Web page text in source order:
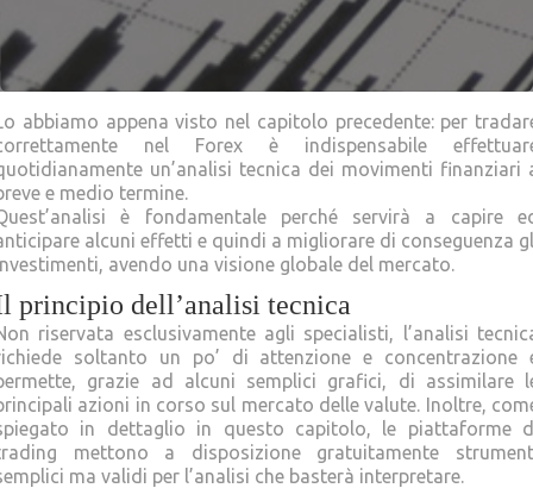
abbiamo appena visto nel capitolo precedente: per
nel Forex è indispensabile
un’analisi tecnica dei movimenti finanziari
e medio termine.
è fondamentale perché servirà a capire
alcuni effetti e quindi a migliorare di conseguenza
avendo una visione globale del mercato.
principio dell’analisi tecnica
riservata esclusivamente agli specialisti, l’analisi
soltanto un po’ di attenzione e concentrazione
grazie ad alcuni semplici grafici, di assimilare
azioni in corso sul mercato delle valute. Inoltre,
in dettaglio in questo capitolo, le piattaforme
mettono a disposizione gratuitamente
ma validi per l’analisi che basterà interpretare.